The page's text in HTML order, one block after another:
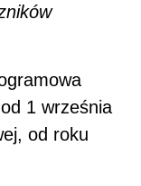
1 września
od roku